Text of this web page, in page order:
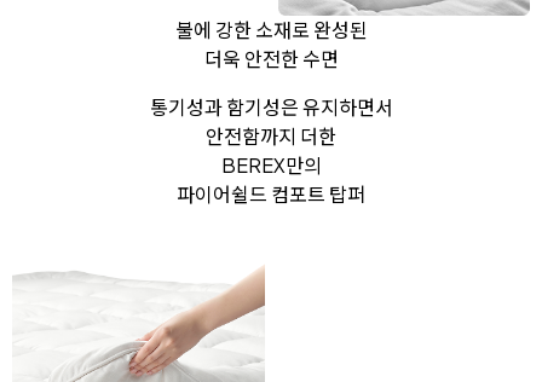
불에 강한 소재로 완성된
더욱 안전한 수면
통기성과 함기성은 유지하면서
안전함까지 더한
BEREX만의
파이어쉴드 컴포트 탑퍼